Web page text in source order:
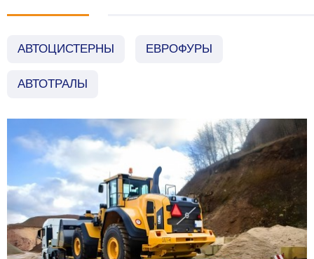
АВТОЦИСТЕРНЫ ЕВРОФУРЫ
АВТОТРАЛЫ